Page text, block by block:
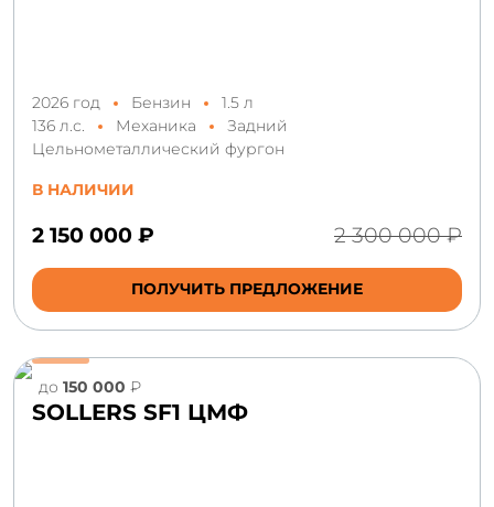
2026 год Бензин
1.5 л
136 л.с.
Механика
Задний
Цельнометаллический фургон
В НАЛИЧИИ
2 150 000 ₽ 2 300 000 ₽
ПОЛУЧИТЬ ПРЕДЛОЖЕНИЕ
до 150 000 ₽
SOLLERS SF1 ЦМФ